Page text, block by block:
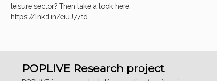
leisure sector? Then take a look here:
https://lnkd.in/eiuJ77td
POPLIVE Research project